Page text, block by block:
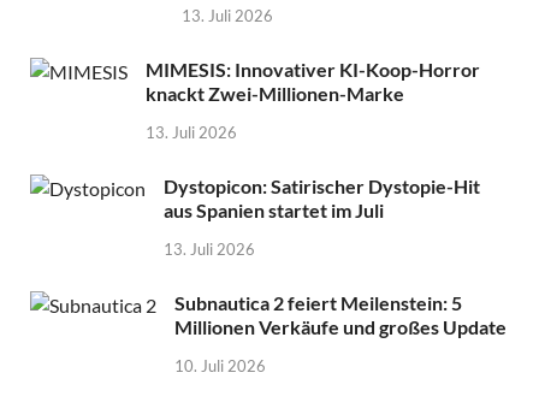
13. Juli 2026
MIMESIS: Innovativer KI-Koop-Horror
knackt Zwei-Millionen-Marke
13. Juli 2026
Dystopicon: Satirischer Dystopie-Hit
aus Spanien startet im Juli
13. Juli 2026
Subnautica 2 feiert Meilenstein: 5
Millionen Verkäufe und großes Update
10. Juli 2026